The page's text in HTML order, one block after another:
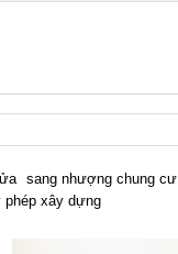
sang nhượng chung cư
phép xây dựng